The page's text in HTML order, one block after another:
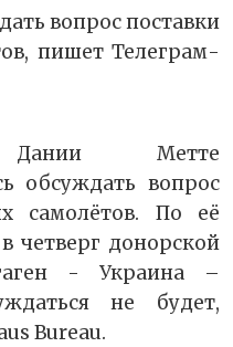
вопрос поставки
пишет Телеграм-
Дании Метте
обсуждать вопрос
самолётов. По её
четверг донорской
- Украина –
не будет,
Bureau.